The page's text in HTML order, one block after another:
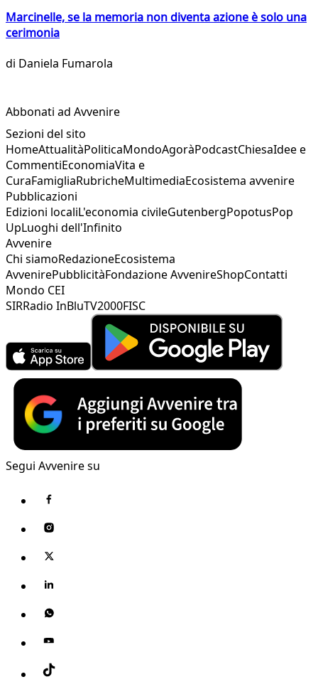
Marcinelle, se la memoria non diventa azione è solo una
cerimonia
di Daniela Fumarola
Abbonati ad Avvenire
Sezioni del sito
HomeAttualitàPoliticaMondoAgoràPodcastChiesaIdee e
CommentiEconomiaVita e
CuraFamigliaRubricheMultimediaEcosistema avvenire
Pubblicazioni
Edizioni localiL'economia civileGutenbergPopotusPop
UpLuoghi dell'Infinito
Avvenire
Chi siamoRedazioneEcosistema
AvvenirePubblicitàFondazione AvvenireShopContatti
Mondo CEI
SIRRadio InBluTV2000FISC
Segui Avvenire su